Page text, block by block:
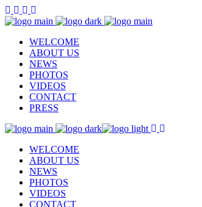
WELCOME
ABOUT US
NEWS
PHOTOS
VIDEOS
CONTACT
PRESS
WELCOME
ABOUT US
NEWS
PHOTOS
VIDEOS
CONTACT